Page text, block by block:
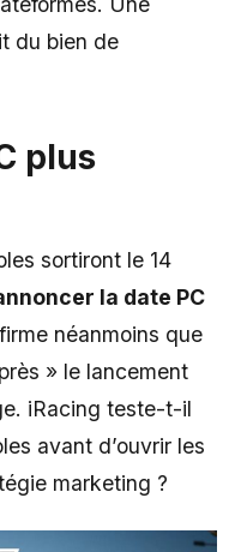
du bien de
plus
sortiront le 14
la date PC
néanmoins que
» le lancement
iRacing teste-t-il
avant d’ouvrir les
marketing ?